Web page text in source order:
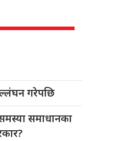
गरेपछि
समाधानका